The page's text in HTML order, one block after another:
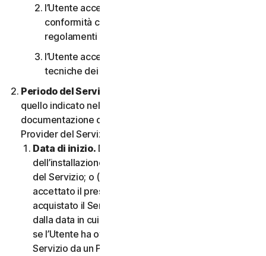
l’Utente accetta di utilizzare i Servizi in
conformità con il CLS e tutte le leggi e i
regolamenti applicabili;
l’Utente accetta di rispettare tutte le limitazioni
tecniche dei Servizi e/o del Software.
Periodo del Servizio.
quello indicato nella Documentazione o nella
documentazione di transazione applicabile dal
Provider del Servizio.
Data di inizio. Dovrà partire (a) dalla data
dell’installazione iniziale del Software o dell’utilizzo
del Servizio; o (b) dalla data in cui l’Utente ha
accettato il presente CLS; o (c) se l’Utente ha
acquistato il Servizio dal nostro negozio online,
dalla data in cui è stato completato l’acquisto; o (d)
se l’Utente ha ottenuto il diritto di utilizzare il
Servizio da un Provider, dalla data stabilita da tale